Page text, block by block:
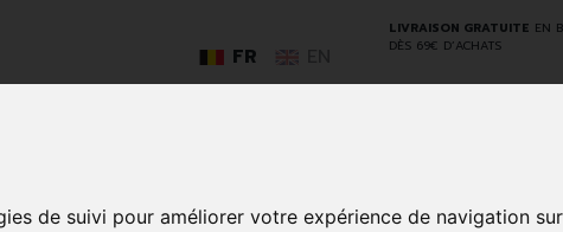
de suivi pour améliorer votre expérience de navigation
LIVRAISON GRATUITE EN
DÈS 69€ D’ACHATS
FR
GO